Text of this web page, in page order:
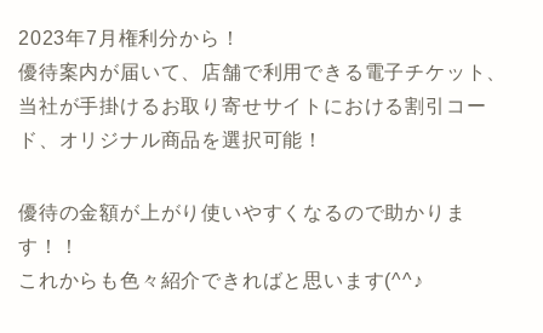
2023年7月権利分から！
優待案内が届いて、店舗で利用できる電子チケット、
当社が手掛けるお取り寄せサイトにおける割引コー
ド、オリジナル商品を選択可能！
優待の金額が上がり使いやすくなるので助かりま
す！！
これからも色々紹介できればと思います(^^♪